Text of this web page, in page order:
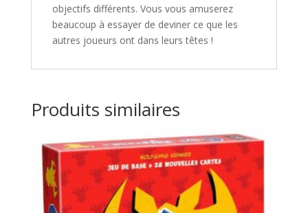
objectifs différents. Vous vous amuserez
beaucoup à essayer de deviner ce que les
autres joueurs ont dans leurs têtes !
Produits similaires